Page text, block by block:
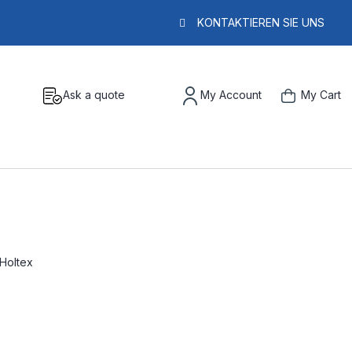
KONTAKTIEREN SIE UNS
Ask a quote My Account My Cart